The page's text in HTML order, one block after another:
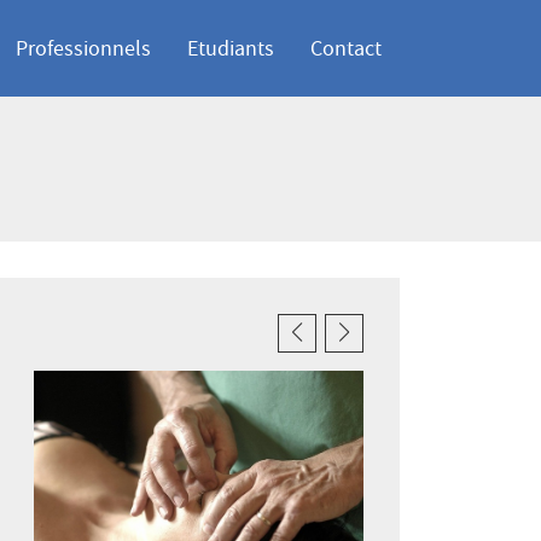
Professionnels Etudiants Contact